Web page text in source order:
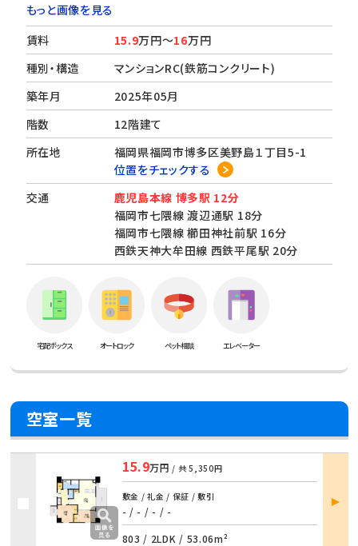
もっと画像を見る
賃料
15.9万円～16万円
種別・構造
マンションRC(鉄筋コンクリート)
築年月
2025年05月
階数
12階建て
所在地
福岡県福岡市博多区美野島１丁目5-1
位置をチェックする
交通
鹿児島本線 博多駅 12分
福岡市七隈線 渡辺通駅 18分
福岡市七隈線 櫛田神社前駅 16分
西鉄天神大牟田線 西鉄平尾駅 20分
宅配ボックス オートロック ペット相談 エレベーター
空室一覧
15.9万円 / 共5,350円
敷金 / 礼金 / 保証 / 敷引
- / - / - / -
803 / 2LDK / 53.06m²
部屋
詳細